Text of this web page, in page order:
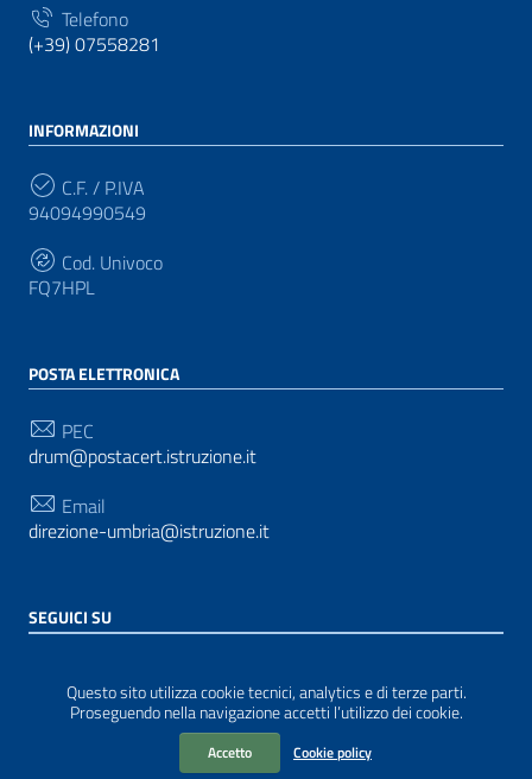
Questo sito utilizza cookie tecnici, analytics e di terze parti.
Proseguendo nella navigazione accetti l’utilizzo dei cookie.
Accetto Cookie policy
Telefono
(+39) 07558281
INFORMAZIONI
C.F. / P.IVA
94094990549
Cod. Univoco
FQ7HPL
POSTA ELETTRONICA
PEC
drum@postacert.istruzione.it
Email
direzione-umbria@istruzione.it
SEGUICI SU
WordPress
|Tema grafico ItaliaWP2
| Basato sul
Prototipo per siti PA di AgID